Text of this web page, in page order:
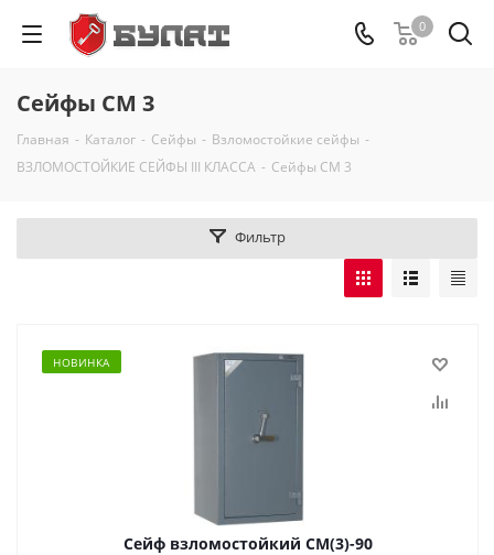
0
Сейфы СМ 3
Главная - Каталог - Сейфы - Взломостойкие сейфы -
ВЗЛОМОСТОЙКИЕ СЕЙФЫ III КЛАССА - Сейфы СМ 3
Фильтр
НОВИНКА
Сейф взломостойкий СМ(3)-90